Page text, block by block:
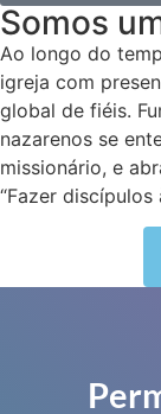
Somos
Ao longo do
igreja com
global de fiéis.
nazarenos se
missionário, e
“Fazer discípulos